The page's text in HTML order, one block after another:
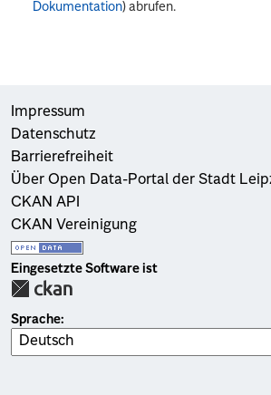
Dokumentation) abrufen.
Impressum
Datenschutz
Barrierefreiheit
Über Open Data-Portal der Stadt
CKAN API
CKAN Vereinigung
Eingesetzte Software ist
Sprache